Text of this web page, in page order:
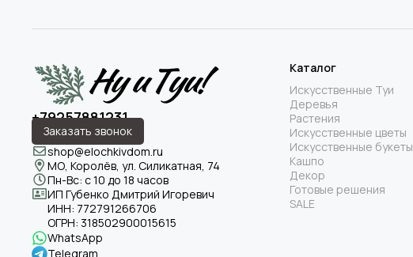
+79257881231
Заказать звонок
shop@elochkivdom.ru
МО, Королёв, ул. Силикатная, 74
Пн-Вс: с 10 до 18 часов
ИП Губенко Дмитрий Игоревич
ИНН: 772791266706
ОГРН: 318502900015615
WhatsApp
Telegram
Каталог
Искусственные Туи
Деревья
Растения
Искусственные цветы
Искусственные букеты
Кашпо
Декор
Готовые решения
SALE